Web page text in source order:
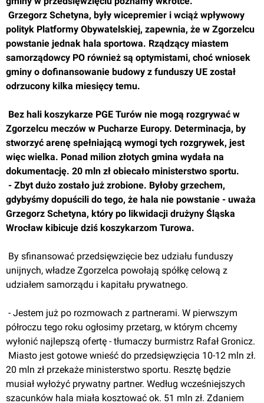
polityk Platformy Obywatelskiej, zapewnia, że w Zgorzelcu
powstanie jednak hala sportowa. Rządzący miastem
samorządowcy PO również są optymistami, choć wniosek
gminy o dofinansowanie budowy z funduszy UE został
odrzucony kilka miesięcy temu.
Zgorzelcu meczów w Pucharze Europy. Determinacja, by
stworzyć arenę spełniającą wymogi tych rozgrywek, jest
więc wielka. Ponad milion złotych gmina wydała na
dokumentację. 20 mln zł obiecało ministerstwo sportu.
gdybyśmy dopuścili do tego, że hala nie powstanie - uważa
Grzegorz Schetyna, który po likwidacji drużyny Śląska
Wrocław kibicuje dziś koszykarzom Turowa.
unijnych, władze Zgorzelca powołają spółkę celową z
udziałem samorządu i kapitału prywatnego.
półroczu tego roku ogłosimy przetarg, w którym chcemy
wyłonić najlepszą ofertę - tłumaczy burmistrz Rafał Gronicz.
20 mln zł przekaże ministerstwo sportu. Resztę będzie
musiał wyłożyć prywatny partner. Według wcześniejszych
szacunków hala miała kosztować ok. 51 mln zł. Zdaniem